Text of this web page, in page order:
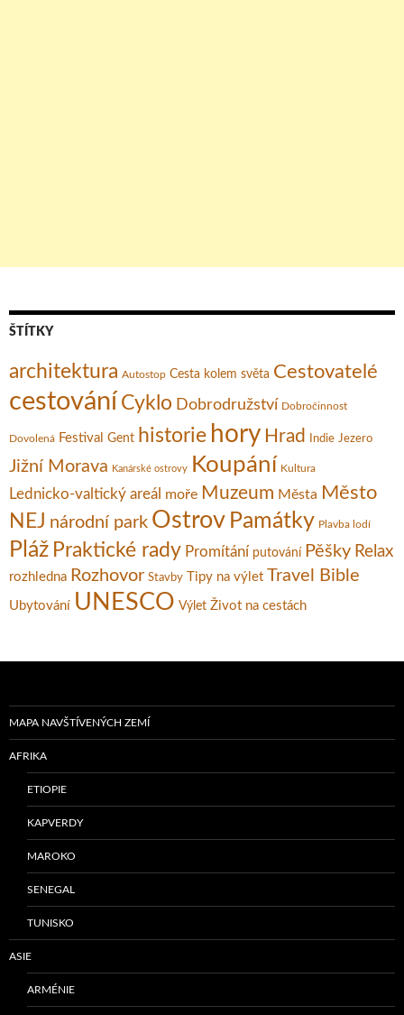
ŠTÍTKY
architektura Autostop Cesta kolem světa Cestovatelé
cestování Cyklo Dobrodružství Dobročinnost
Dovolená Festival Gent historie hory Hrad Indie Jezero
Jižní Morava Kanárské ostrovy Koupání Kultura
Lednicko-valtický areál moře Muzeum Města Město
NEJ národní park Ostrov Památky Plavba lodí
Pláž Praktické rady Promítání putování Pěšky Relax
rozhledna Rozhovor Stavby Tipy na výlet Travel Bible
Ubytování UNESCO Výlet Život na cestách
MAPA NAVŠTÍVENÝCH ZEMÍ
AFRIKA
ETIOPIE
KAPVERDY
MAROKO
SENEGAL
TUNISKO
ASIE
ARMÉNIE